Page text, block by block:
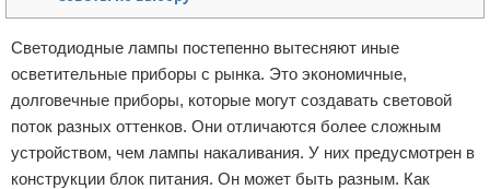
Для автомобиля
Разное
Светодиодные лампы постепенно вытесняют иные
осветительные приборы с рынка. Это экономичные,
долговечные приборы, которые могут создавать световой
поток разных оттенков. Они отличаются более сложным
устройством, чем лампы накаливания. У них предусмотрен в
конструкции блок питания. Он может быть разным. Как